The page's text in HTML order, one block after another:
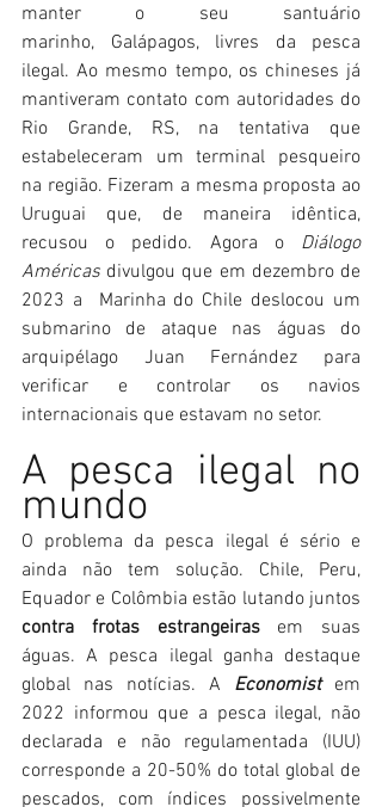
manter o seu santuário
marinho, Galápagos, livres da pesca
ilegal. Ao mesmo tempo, os chineses já
mantiveram contato com autoridades do
Rio Grande, RS, na tentativa que
estabeleceram um terminal pesqueiro
na região. Fizeram a mesma proposta ao
Uruguai que, de maneira idêntica,
recusou o pedido. Agora o Diálogo
Américas divulgou que em dezembro de
2023 a  Marinha do Chile deslocou um
submarino de ataque nas águas do
arquipélago Juan Fernández para
verificar e controlar os navios
internacionais que estavam no setor.
A pesca ilegal no
mundo
O problema da pesca ilegal é sério e
ainda não tem solução. Chile, Peru,
contra frotas estrangeiras em suas
águas. A pesca ilegal ganha destaque
global nas notícias. A Economist em
2022 informou que a pesca ilegal, não
declarada e não regulamentada (IUU)
corresponde a 20-50% do total global de
pescados, com índices possivelmente